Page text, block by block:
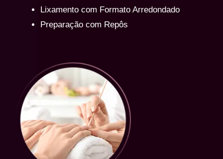
Lixamento com Formato Arredondado
Preparação com Repôs